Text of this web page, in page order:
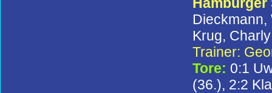
Dieckmann,
Krug,
Trainer:
Tore: 0:1
(36.), 2:2